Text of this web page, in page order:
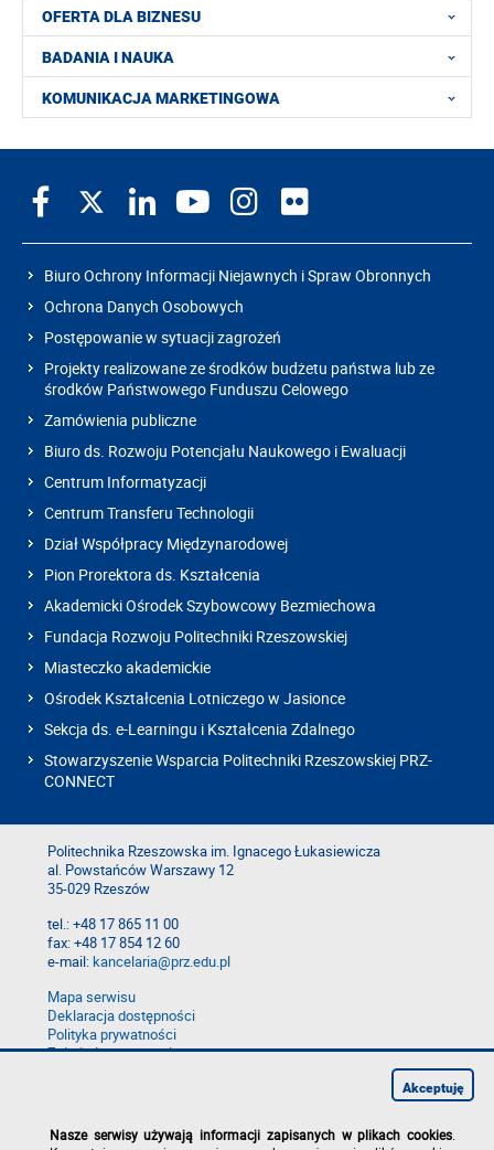
OFERTA DLA BIZNESU
BADANIA I NAUKA
KOMUNIKACJA MARKETINGOWA
Biuro Ochrony Informacji Niejawnych i Spraw Obronnych
Ochrona Danych Osobowych
Postępowanie w sytuacji zagrożeń
Projekty realizowane ze środków budżetu państwa lub ze
środków Państwowego Funduszu Celowego
Zamówienia publiczne
Biuro ds. Rozwoju Potencjału Naukowego i Ewaluacji
Centrum Informatyzacji
Centrum Transferu Technologii
Dział Współpracy Międzynarodowej
Pion Prorektora ds. Kształcenia
Akademicki Ośrodek Szybowcowy Bezmiechowa
Fundacja Rozwoju Politechniki Rzeszowskiej
Miasteczko akademickie
Ośrodek Kształcenia Lotniczego w Jasionce
Sekcja ds. e-Learningu i Kształcenia Zdalnego
Stowarzyszenie Wsparcia Politechniki Rzeszowskiej PRZ-
CONNECT
Politechnika Rzeszowska im. Ignacego Łukasiewicza
al. Powstańców Warszawy 12
35-029 Rzeszów
tel.: +48 17 865 11 00
fax: +48 17 854 12 60
e-mail:kancelaria@prz.edu.pl
Mapa serwisu
Deklaracja dostępności
Polityka prywatności
Zgłoś błąd na stronie
Nasze serwisy używają informacji zapisanych w plikach cookies
Akceptuję